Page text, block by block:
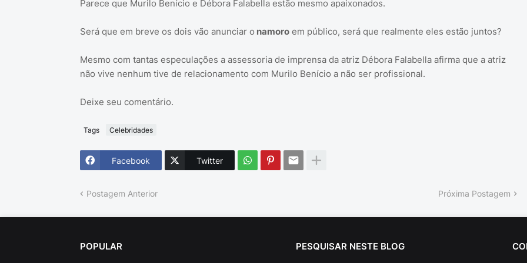
Parece que Murilo Benício e Débora Falabella estão mesmo apaixonados.
Será que em breve os dois vão anunciar o namoroem público, será que realmente eles estão juntos?
Mesmo com tantas especulações a assessoria de imprensa da atriz Débora Falabella afirma que a atriz
não vive nenhum tive de relacionamento com Murilo Benício a não ser profissional.
Deixe seu comentário.
Tags Celebridades
Facebook Twitter
Postagem Anterior Próxima Postagem
POPULAR PESQUISAR NESTE BLOG